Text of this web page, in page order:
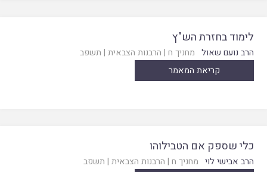
לימוד בחזרת הש"ץ
הרב נועם שאול מחניך ח | הרבנות הצבאית | תשפב
קריאת המאמר
כלי שספק אם הטבילוהו
הרב אבישי לוי מחניך ח | הרבנות הצבאית | תשפב